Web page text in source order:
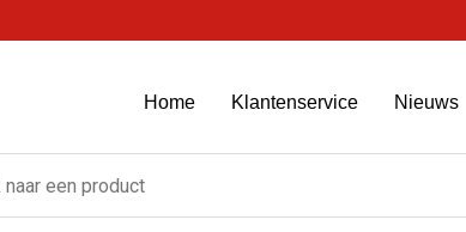
Home Klantenservice Nieuws